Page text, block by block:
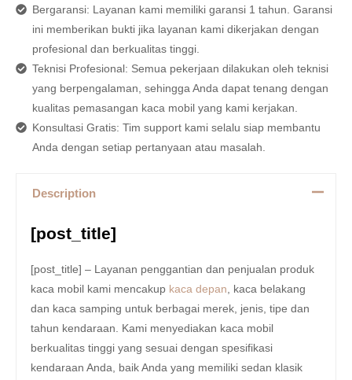
Bergaransi: Layanan kami memiliki garansi 1 tahun. Garansi
ini memberikan bukti jika layanan kami dikerjakan dengan
profesional dan berkualitas tinggi.
Teknisi Profesional: Semua pekerjaan dilakukan oleh teknisi
yang berpengalaman, sehingga Anda dapat tenang dengan
kualitas pemasangan kaca mobil yang kami kerjakan.
Konsultasi Gratis: Tim support kami selalu siap membantu
Anda dengan setiap pertanyaan atau masalah.
Description
[post_title]
[post_title] – Layanan penggantian dan penjualan produk
kaca mobil kami mencakup kaca depan , kaca belakang
dan kaca samping untuk berbagai merek, jenis, tipe dan
tahun kendaraan. Kami menyediakan kaca mobil
berkualitas tinggi yang sesuai dengan spesifikasi
kendaraan Anda, baik Anda yang memiliki sedan klasik